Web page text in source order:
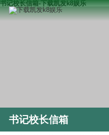
书记校长信箱-下载凯发k8娱乐
书记校长信箱